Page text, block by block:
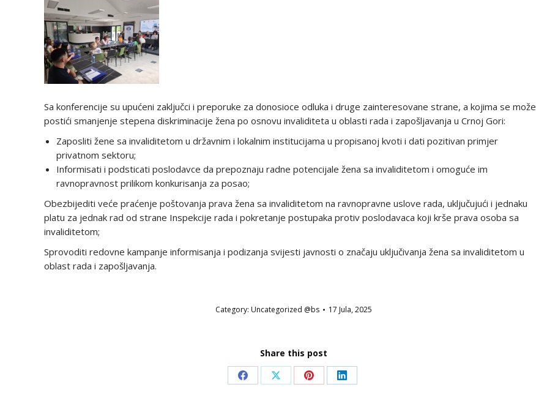
Sa konferencije su upućeni zaključci i preporuke za donosioce odluka i druge zainteresovane strane, a kojima se može
postići smanjenje stepena diskriminacije žena po osnovu invaliditeta u oblasti rada i zapošljavanja u Crnoj Gori:
Zaposliti žene sa invaliditetom u državnim i lokalnim institucijama u propisanoj kvoti i dati pozitivan primjer
privatnom sektoru;
Informisati i podsticati poslodavce da prepoznaju radne potencijale žena sa invaliditetom i omoguće im
ravnopravnost prilikom konkurisanja za posao;
Obezbijediti veće praćenje poštovanja prava žena sa invaliditetom na ravnopravne uslove rada, uključujući i jednaku
platu za jednak rad od strane Inspekcije rada i pokretanje postupaka protiv poslodavaca koji krše prava osoba sa
invaliditetom;
Sprovoditi redovne kampanje informisanja i podizanja svijesti javnosti o značaju uključivanja žena sa invaliditetom u
oblast rada i zapošljavanja.
Category: Uncategorized @bs 17 Jula, 2025
Share this post
Share Share Share Share